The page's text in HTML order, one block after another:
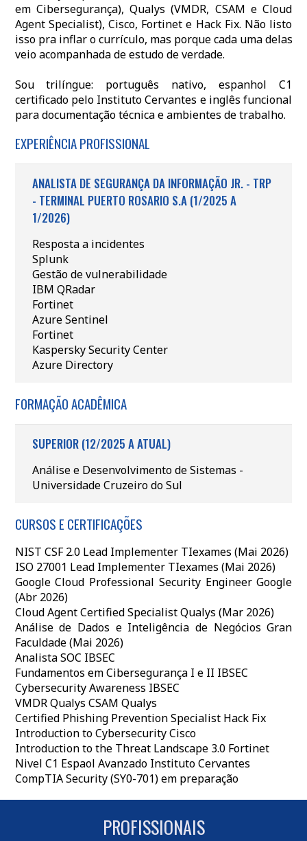
em Cibersegurança), Qualys (VMDR, CSAM e Cloud
Agent Specialist), Cisco, Fortinet e Hack Fix. Não listo
isso pra inflar o currículo, mas porque cada uma delas
veio acompanhada de estudo de verdade.
Sou trilíngue: português nativo, espanhol C1
certificado pelo Instituto Cervantes e inglês funcional
para documentação técnica e ambientes de trabalho.
EXPERIÊNCIA PROFISSIONAL
ANALISTA DE SEGURANÇA DA INFORMAÇÃO JR. - TRP
- TERMINAL PUERTO ROSARIO S.A (1/2025 A
1/2026)
Resposta a incidentes
Splunk
Gestão de vulnerabilidade
IBM QRadar
Fortinet
Azure Sentinel
Fortinet
Kaspersky Security Center
Azure Directory
FORMAÇÃO ACADÊMICA
SUPERIOR (12/2025 A ATUAL)
Análise e Desenvolvimento de Sistemas -
Universidade Cruzeiro do Sul
CURSOS E CERTIFICAÇÕES
NIST CSF 2.0 Lead Implementer TIexames (Mai 2026)
ISO 27001 Lead Implementer TIexames (Mai 2026)
Google Cloud Professional Security Engineer Google
(Abr 2026)
Cloud Agent Certified Specialist Qualys (Mar 2026)
Análise de Dados e Inteligência de Negócios Gran
Faculdade (Mai 2026)
Analista SOC IBSEC
Fundamentos em Cibersegurança I e II IBSEC
Cybersecurity Awareness IBSEC
VMDR Qualys CSAM Qualys
Certified Phishing Prevention Specialist Hack Fix
Introduction to Cybersecurity Cisco
Introduction to the Threat Landscape 3.0 Fortinet
Nivel C1 Espaol Avanzado Instituto Cervantes
CompTIA Security (SY0-701) em preparação
PROFISSIONAIS